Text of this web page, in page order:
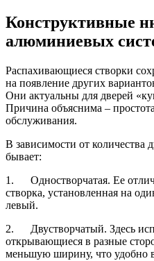
Конструктивные
алюминиевых
Распахивающиеся створки
на появление других
Они актуальны для дверей
Причина объяснима –
обслуживания.
В зависимости от количества
бывает:
1. Одностворчатая. Ее
створка, установленная на
левый.
2. Двустворчатый. Здесь
открывающиеся в разные
меньшую ширину, что удобно